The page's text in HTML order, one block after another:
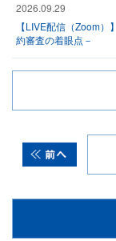
2026.09.29
【LIVE配信（Zoom
約審査の着眼点－